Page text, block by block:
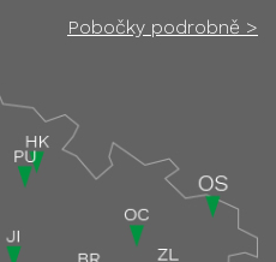
Pobočky podrobně >